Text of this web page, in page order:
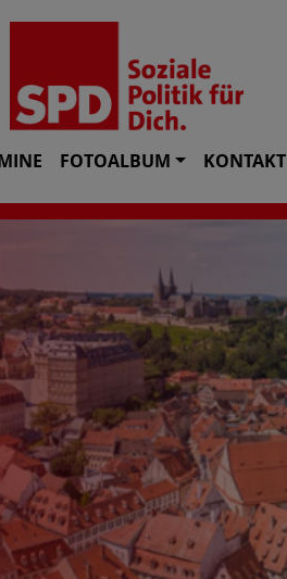
FOTOALBUM KONTAKT